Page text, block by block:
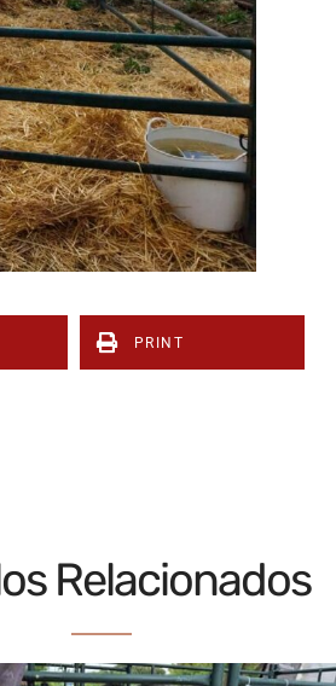
PRINT
Relacionados